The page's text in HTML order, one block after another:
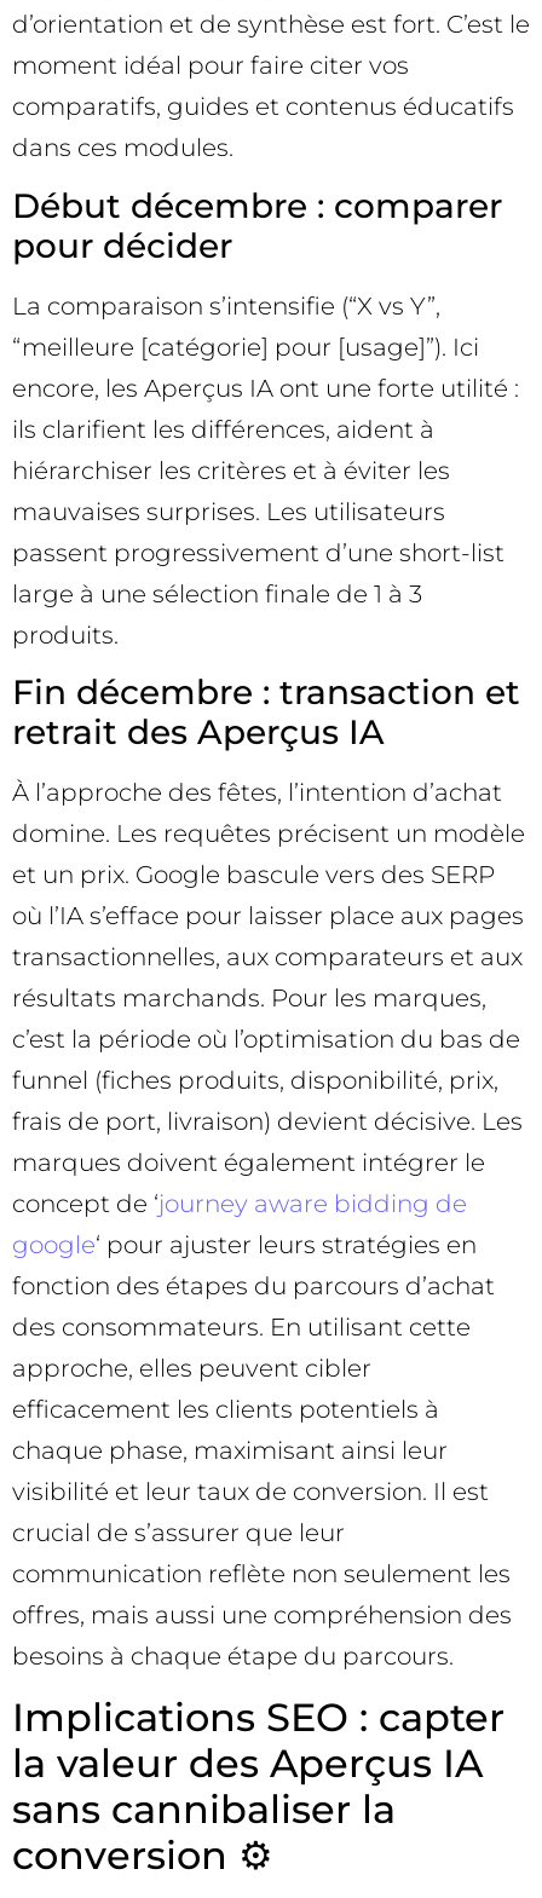
d’orientation et de synthèse est fort. C’est le
moment idéal pour faire citer vos
comparatifs, guides et contenus éducatifs
dans ces modules.
Début décembre : comparer
pour décider
La comparaison s’intensifie (“X vs Y”,
“meilleure [catégorie] pour [usage]”). Ici
encore, les Aperçus IA ont une forte utilité :
ils clarifient les différences, aident à
hiérarchiser les critères et à éviter les
mauvaises surprises. Les utilisateurs
passent progressivement d’une short-list
large à une sélection finale de 1 à 3
produits.
Fin décembre : transaction et
retrait des Aperçus IA
À l’approche des fêtes, l’intention d’achat
domine. Les requêtes précisent un modèle
et un prix. Google bascule vers des SERP
où l’IA s’efface pour laisser place aux pages
transactionnelles, aux comparateurs et aux
résultats marchands. Pour les marques,
c’est la période où l’optimisation du bas de
funnel (fiches produits, disponibilité, prix,
frais de port, livraison) devient décisive. Les
marques doivent également intégrer le
concept de ‘journey aware bidding de
google‘ pour ajuster leurs stratégies en
fonction des étapes du parcours d’achat
des consommateurs. En utilisant cette
approche, elles peuvent cibler
efficacement les clients potentiels à
chaque phase, maximisant ainsi leur
visibilité et leur taux de conversion. Il est
crucial de s’assurer que leur
communication reflète non seulement les
offres, mais aussi une compréhension des
besoins à chaque étape du parcours.
Implications SEO : capter
la valeur des Aperçus IA
sans cannibaliser la
conversion ⚙️